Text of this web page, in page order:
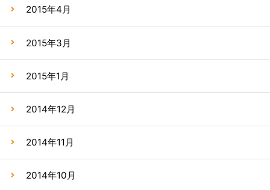
2015年4月
2015年3月
2015年1月
2014年12月
2014年11月
2014年10月